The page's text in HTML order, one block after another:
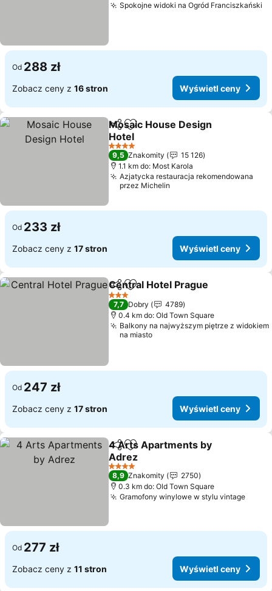
Spokojne widoki na Ogród Franciszkański
Od 288 zł
Zobacz ceny z 16 stron Wyświetl ceny
Udostępnij
Dodaj do ulubionych
Mosaic House Design
Hotel
4 Kategoria
9,5 Znakomity
15 126
1.1 km do: Most Karola
Azjatycka restauracja rekomendowana
przez Michelin
Od 233 zł
Zobacz ceny z 17 stron Wyświetl ceny
Udostępnij
Dodaj do ulubionych
Central Hotel Prague
3 Kategoria
7,7 Dobry
4789
0.4 km do: Old Town Square
Balkony na najwyższym piętrze z widokiem
na miasto
Od 247 zł
Zobacz ceny z 17 stron Wyświetl ceny
Udostępnij
Dodaj do ulubionych
4 Arts Apartments by
Adrez
4 Kategoria
8,9 Znakomity
2750
0.3 km do: Old Town Square
Gramofony winylowe w stylu vintage
Od 277 zł
Zobacz ceny z 11 stron Wyświetl ceny